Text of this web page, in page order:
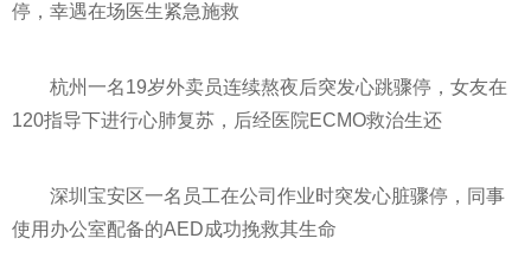
停，幸遇在场医生紧急施救
杭州一名19岁外卖员连续熬夜后突发心跳骤停，女友在
120指导下进行心肺复苏，后经医院ECMO救治生还
深圳宝安区一名员工在公司作业时突发心脏骤停，同事
使用办公室配备的AED成功挽救其生命